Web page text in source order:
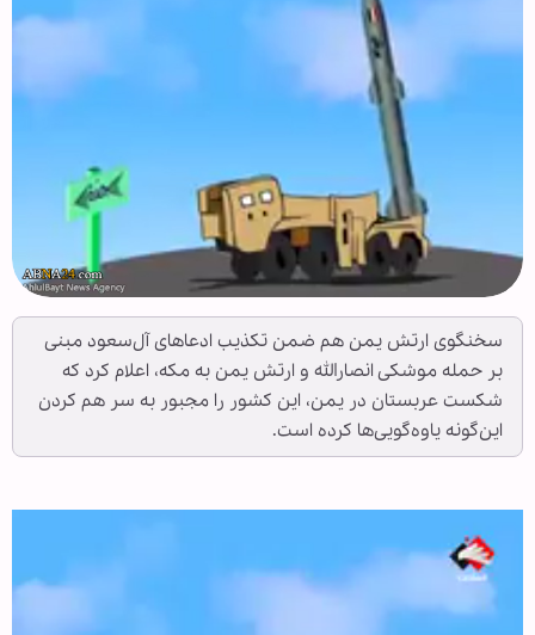
سخنگوی ارتش یمن هم ضمن تکذیب ادعاهای آل‌سعود مبنی
بر حمله موشکی انصارالله و ارتش یمن به مکه، اعلام کرد که
شکست عربستان در یمن، این کشور را مجبور به سر هم کردن
این‌گونه یاوه‌گویی‌ها کرده است.